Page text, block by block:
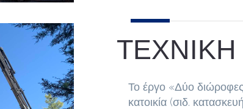
Το έργο «Δύο διώροφες
κατοικία (σιδ.